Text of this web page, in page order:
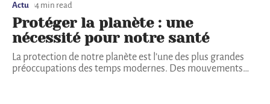
Actu 4 min read
Protéger la planète : une
nécessité pour notre santé
La protection de notre planète est l’une des plus grandes
préoccupations des temps modernes. Des mouvements…